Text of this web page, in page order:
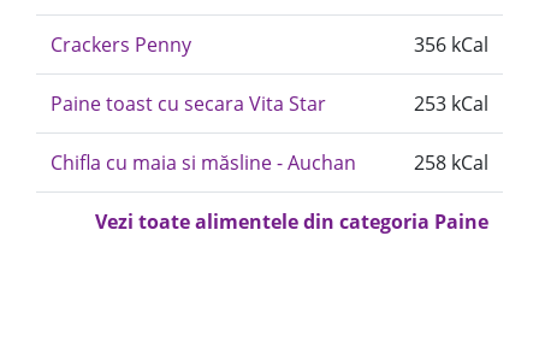
Crackers Penny 356 kCal
Paine toast cu secara Vita Star 253 kCal
Chifla cu maia si măsline - Auchan 258 kCal
Vezi toate alimentele din categoria Paine